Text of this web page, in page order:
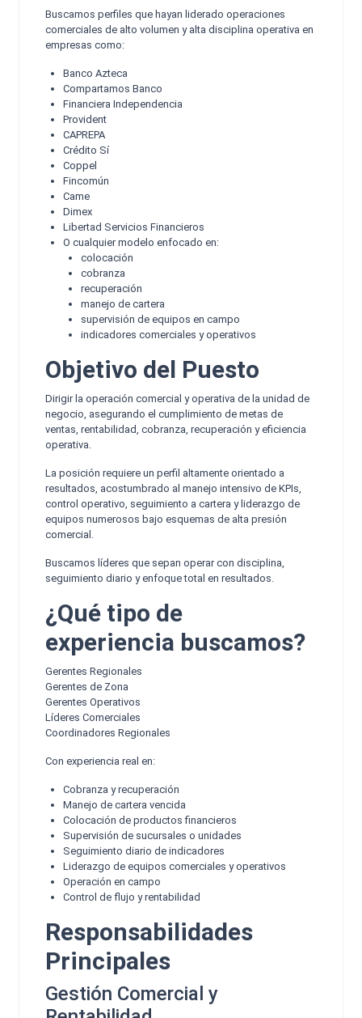
Buscamos perfiles que hayan liderado operaciones
comerciales de alto volumen y alta disciplina operativa en
empresas como:
Banco Azteca
Compartamos Banco
Financiera Independencia
Provident
CAPREPA
Crédito Sí
Coppel
Fincomún
Came
Dimex
Libertad Servicios Financieros
O cualquier modelo enfocado en:
colocación
cobranza
recuperación
manejo de cartera
supervisión de equipos en campo
indicadores comerciales y operativos
Objetivo del Puesto
Dirigir la operación comercial y operativa de la unidad de
negocio, asegurando el cumplimiento de metas de
ventas, rentabilidad, cobranza, recuperación y eficiencia
operativa.
La posición requiere un perfil altamente orientado a
resultados, acostumbrado al manejo intensivo de KPIs,
control operativo, seguimiento a cartera y liderazgo de
equipos numerosos bajo esquemas de alta presión
comercial.
Buscamos líderes que sepan operar con disciplina,
seguimiento diario y enfoque total en resultados.
¿Qué tipo de
experiencia buscamos?
Gerentes Regionales
Gerentes de Zona
Gerentes Operativos
Líderes Comerciales
Coordinadores Regionales
Con experiencia real en:
Cobranza y recuperación
Manejo de cartera vencida
Colocación de productos financieros
Supervisión de sucursales o unidades
Seguimiento diario de indicadores
Liderazgo de equipos comerciales y operativos
Operación en campo
Control de flujo y rentabilidad
Responsabilidades
Principales
Gestión Comercial y